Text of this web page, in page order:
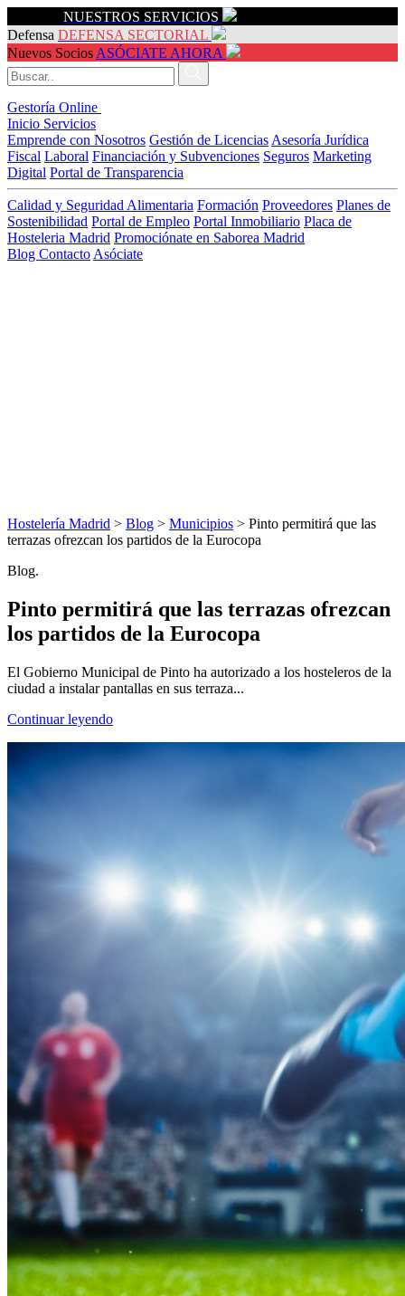
NUESTROS SERVICIOS
Defensa DEFENSA SECTORIAL
Nuevos Socios ASÓCIATE AHORA
Gestoría Online
Inicio Servicios
Emprende con Nosotros Gestión de Licencias Asesoría Jurídica
Fiscal Laboral Financiación y Subvenciones Seguros Marketing
Digital Portal de Transparencia
Calidad y Seguridad Alimentaria Formación Proveedores Planes de
Sostenibilidad Portal de Empleo Portal Inmobiliario Placa de
Hosteleria Madrid Promociónate en Saborea Madrid
Blog Contacto Asóciate
Hostelería Madrid > Blog > Municipios > Pinto permitirá que las
terrazas ofrezcan los partidos de la Eurocopa
Blog.
Pinto permitirá que las terrazas ofrezcan
los partidos de la Eurocopa
El Gobierno Municipal de Pinto ha autorizado a los hosteleros de la
ciudad a instalar pantallas en sus terraza...
Continuar leyendo